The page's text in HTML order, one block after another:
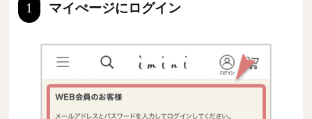
1 マイぺージにログイン